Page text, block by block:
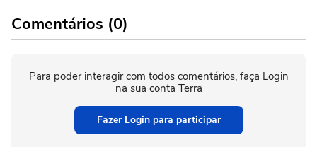
Comentários (0)
Para poder interagir com todos comentários, faça Login
na sua conta Terra
Fazer Login para participar